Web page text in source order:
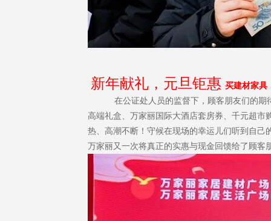
新年献礼，元旦钜惠 买建材家
在公证处人员的监督下，顾客朋友们的期
高端礼盒、万家丽国际大酒店套房券、千元超
热、高潮不断！守候在现场的幸运儿们听到自
万家丽又一次将真正的实惠与现金回馈给了顾